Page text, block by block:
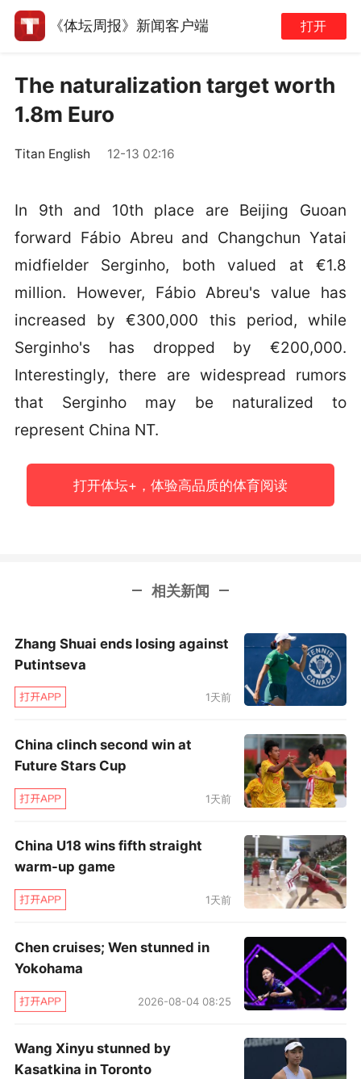
《体坛周报》新闻客户端 打开
The naturalization target worth
1.8m Euro
Titan English 12-13 02:16
In 9th and 10th place are Beijing Guoan
forward Fábio Abreu and Changchun Yatai
midfielder Serginho, both valued at €1.8
million. However, Fábio Abreu's value has
increased by €300,000 this period, while
Serginho's has dropped by €200,000.
Interestingly, there are widespread rumors
that Serginho may be naturalized to
represent China NT.
打开体坛+，体验高品质的体育阅读
相关新闻
Zhang Shuai ends losing against
Putintseva
1天前
China clinch second win at
Future Stars Cup
1天前
China U18 wins fifth straight
warm-up game
1天前
Chen cruises; Wen stunned in
Yokohama
2026-08-04 08:25
Wang Xinyu stunned by
Kasatkina in Toronto